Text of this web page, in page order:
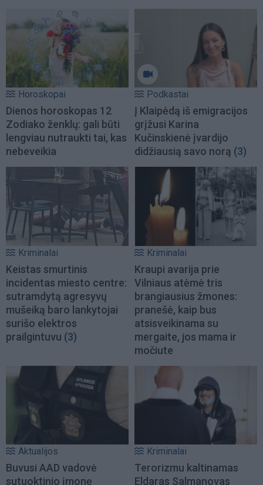
Horoskopai
Dienos horoskopas 12
Zodiako ženklų: gali būti
lengviau nutraukti tai, kas
nebeveikia
Podkastai
Į Klaipėdą iš emigracijos
grįžusi Karina
Kučinskienė įvardijo
didžiausią savo norą (3)
Kriminalai
Keistas smurtinis
incidentas miesto centre:
sutramdytą agresyvų
mušeiką baro lankytojai
surišo elektros
prailgintuvu (3)
Kriminalai
Kraupi avarija prie
Vilniaus atėmė tris
brangiausius žmones:
pranešė, kaip bus
atsisveikinama su
mergaite, jos mama ir
močiute
Aktualijos
Buvusi AAD vadovė
sutuoktinio įmonę
Kriminalai
Terorizmu kaltinamas
Eldaras Salmanovas